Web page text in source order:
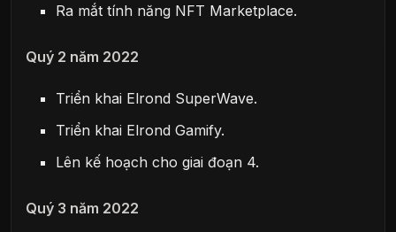
Ra mắt tính năng NFT Marketplace.
Quý 2 năm 2022
Triển khai Elrond SuperWave.
Triển khai Elrond Gamify.
Lên kế hoạch cho giai đoạn 4.
Quý 3 năm 2022